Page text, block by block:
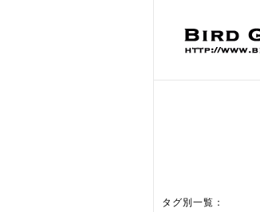
タグ別一覧：